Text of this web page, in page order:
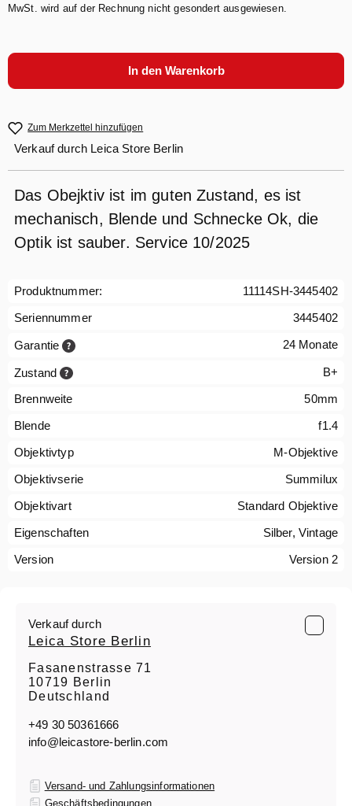
MwSt. wird auf der Rechnung nicht gesondert ausgewiesen.
In den Warenkorb
Zum Merkzettel hinzufügen
Verkauf durch Leica Store Berlin
Das Obejktiv ist im guten Zustand, es ist
mechanisch, Blende und Schnecke Ok, die
Optik ist sauber. Service 10/2025
Produktnummer:
11114SH-3445402
Seriennummer
3445402
Garantie 24 Monate
Zustand B+
Brennweite
50mm
Blende
f1.4
Objektivtyp
M-Objektive
Objektivserie
Summilux
Objektivart
Standard Objektive
Eigenschaften
Silber, Vintage
Version
Version 2
Verkauf durch
Leica Store Berlin
Fasanenstrasse 71
10719 Berlin
Deutschland
+49 30 50361666
info@leicastore-berlin.com
Versand- und Zahlungsinformationen
Geschäftsbedingungen